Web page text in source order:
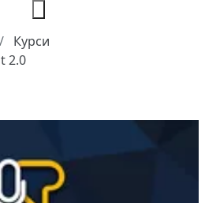
Курси
2.0